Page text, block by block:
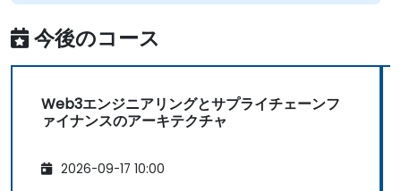
今後のコース
Web3エンジニアリングとサプライチェーンフ
ァイナンスのアーキテクチャ
2026-09-17 10:00